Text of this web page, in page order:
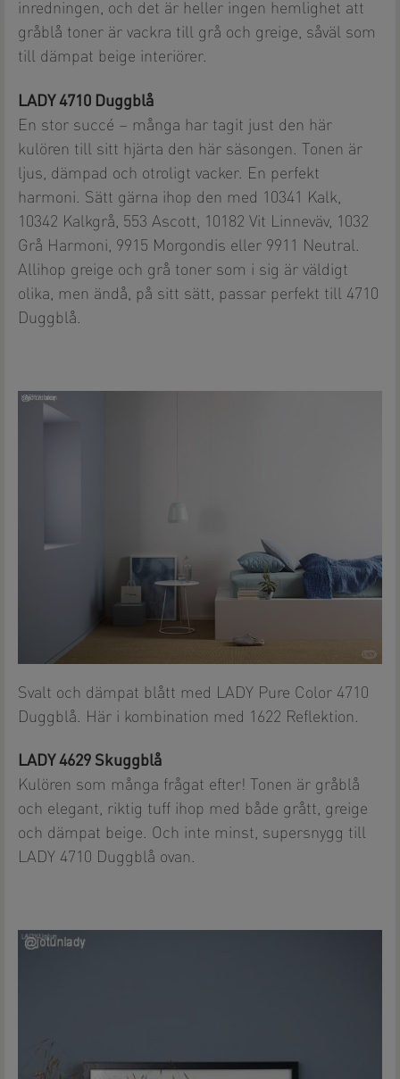
inredningen, och det är heller ingen hemlighet att
gråblå toner är vackra till grå och greige, såväl som
till dämpat beige interiörer.
LADY 4710 Duggblå
En stor succé – många har tagit just den här
kulören till sitt hjärta den här säsongen. Tonen är
ljus, dämpad och otroligt vacker. En perfekt
harmoni. Sätt gärna ihop den med 10341 Kalk,
10342 Kalkgrå, 553 Ascott, 10182 Vit Linneväv, 1032
Grå Harmoni, 9915 Morgondis eller 9911 Neutral.
Allihop greige och grå toner som i sig är väldigt
olika, men ändå, på sitt sätt, passar perfekt till 4710
Duggblå.
Svalt och dämpat blått med LADY Pure Color 4710
Duggblå. Här i kombination med 1622 Reflektion.
LADY 4629 Skuggblå
Kulören som många frågat efter! Tonen är gråblå
och elegant, riktig tuff ihop med både grått, greige
och dämpat beige. Och inte minst, supersnygg till
LADY 4710 Duggblå ovan.